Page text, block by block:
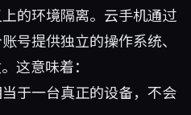
的环境隔离。云手机通过
号提供独立的操作系统、
这意味着：
于一台真正的设备，不会